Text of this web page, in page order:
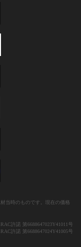
当時のものです。現在の価格
許諾 第6688647023Y41011号
許諾 第6688647024Y41005号